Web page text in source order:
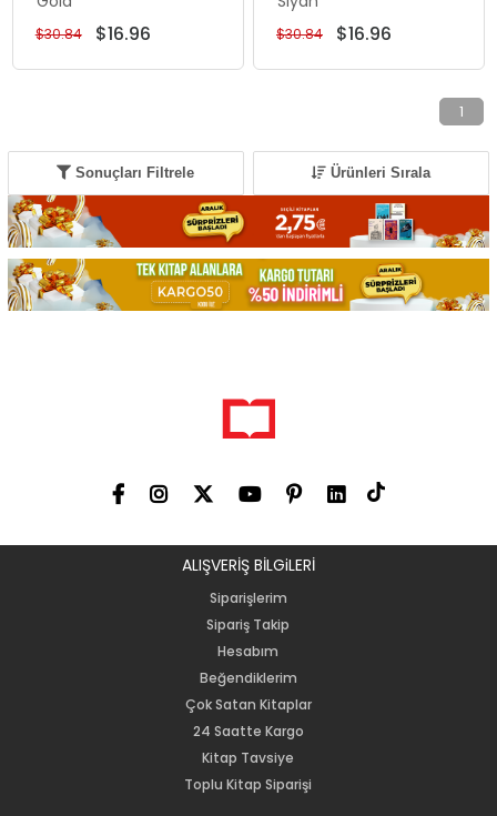
$16.96
$30.84 $16.96
$30.84
1
Sonuçları Filtrele Ürünleri Sırala
ALIŞVERİŞ BİLGiLERİ
Siparişlerim
Sipariş Takip
Hesabım
Beğendiklerim
Çok Satan Kitaplar
24 Saatte Kargo
Kitap Tavsiye
Toplu Kitap Siparişi